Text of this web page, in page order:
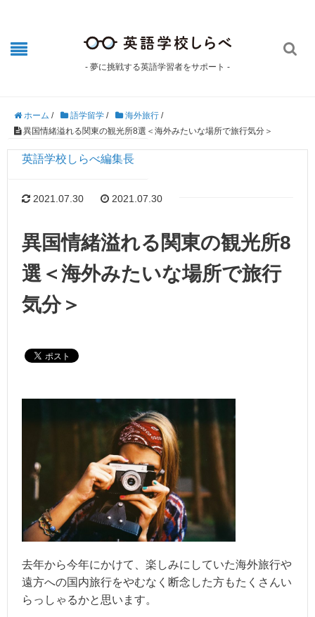
- 夢に挑戦する英語学習者をサポート -

ホーム / 語学留学 / 海外旅行 /
異国情緒溢れる関東の観光所8選＜海外みたいな場所で旅行気分＞
英語学校しらべ編集長
2021.07.30 2021.07.30
異国情緒溢れる関東の観光所8
選＜海外みたいな場所で旅行
気分＞
去年から今年にかけて、楽しみにしていた海外旅行や
遠方への国内旅行をやむなく断念した方もたくさんい
らっしゃるかと思います。